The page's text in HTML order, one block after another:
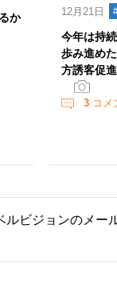
か
12月21日
今年は持
歩み進め
方誘客促
3コメ
ビジョンのメー